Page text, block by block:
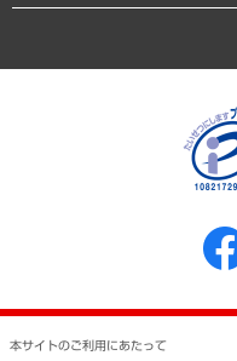
個人情報保護方針
反社会的勢力に対する基本方針
書面による個人情報の開示等の請
本サイトのご利用にあたって